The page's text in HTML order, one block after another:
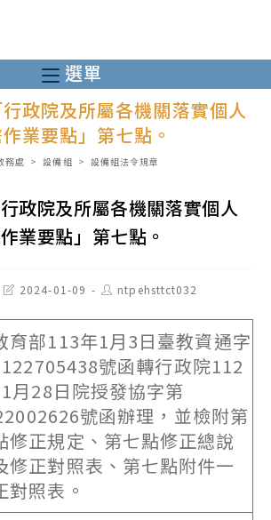
選單
政院及所屬各機關落實個人
業要點」第七點。
務處 > 設備組 > 設備組法令規章
政院及所屬各機關落實個人
業要點」第七點。
Post2024-01-09
Post
author:
ntpehsttct032
育部113年1月3日臺教資通字
號函轉行政院112
月28日院授發協字第
號函辦理，並檢附第
修正規定、第七點修正總說
修正對照表、第七點附件一
對照表。